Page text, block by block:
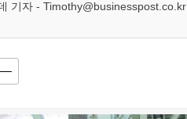
기자 - Timothy@businesspost.co.kr